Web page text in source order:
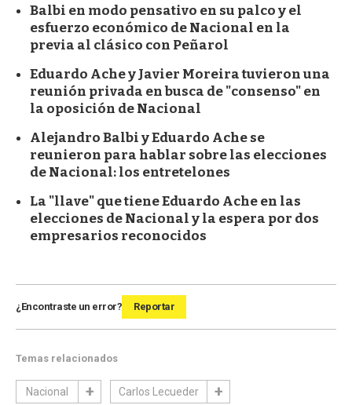
Balbi en modo pensativo en su palco y el
esfuerzo económico de Nacional en la
previa al clásico con Peñarol
Eduardo Ache y Javier Moreira tuvieron una
reunión privada en busca de "consenso" en
la oposición de Nacional
Alejandro Balbi y Eduardo Ache se
reunieron para hablar sobre las elecciones
de Nacional: los entretelones
La "llave" que tiene Eduardo Ache en las
elecciones de Nacional y la espera por dos
empresarios reconocidos
¿Encontraste un error? Reportar
Temas relacionados
Nacional Carlos Lecueder